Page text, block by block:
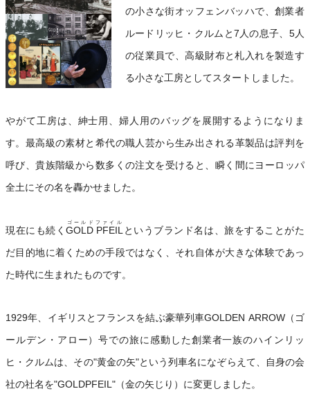
の小さな街オッフェンバッハで、創業者
ルードリッヒ・クルムと7人の息子、5人
の従業員で、高級財布と札入れを製造す
る小さな工房としてスタートしました。
やがて工房は、紳士用、婦人用のバッグを展開するようになりま
す。最高級の素材と希代の職人芸から生み出される革製品は評判を
呼び、貴族階級から数多くの注文を受けると、瞬く間にヨーロッパ
全土にその名を轟かせました。
現在にも続く GOLD PFEIL
ゴールドファイル
というブランド名は、旅をすることがた
だ目的地に着くための手段ではなく、それ自体が大きな体験であっ
た時代に生まれたものです。
1929年、イギリスとフランスを結ぶ豪華列車GOLDEN ARROW（ゴ
ールデン・アロー）号での旅に感動した創業者一族のハインリッ
ヒ・クルムは、その"黄金の矢"という列車名になぞらえて、自身の会
社の社名を"GOLDPFEIL"（金の矢じり）に変更しました。